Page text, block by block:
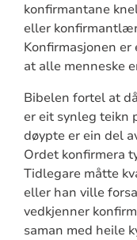
konfirmantane
eller
Konfirmasjonen
at alle menneske
Bibelen fortel at
er eit synleg teikn
døypte er ein del
Ordet konfirmera
Tidlegare måtte
eller han ville
vedkjenner
saman med heile